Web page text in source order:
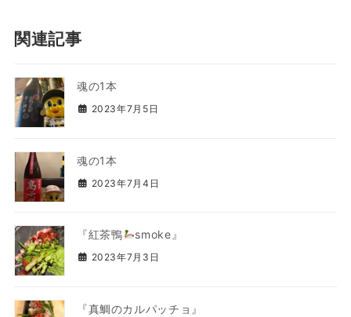
関連記事
魂の1本
2023年7月5日
魂の1本
2023年7月4日
『紅茶鴨 smoke』
2023年7月3日
『真鯛のカルパッチョ』